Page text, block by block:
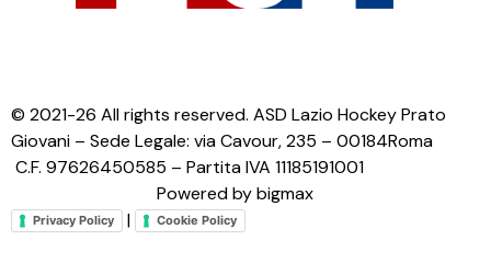
© 2021-26 All rights reserved. ASD Lazio Hockey Prato
Giovani – Sede Legale: via Cavour, 235 – 00184Roma
C.F. 97626450585 – Partita IVA 11185191001
Powered by bigmax
Privacy Policy | Cookie Policy